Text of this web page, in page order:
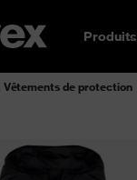
Produits
Vêtements de protection